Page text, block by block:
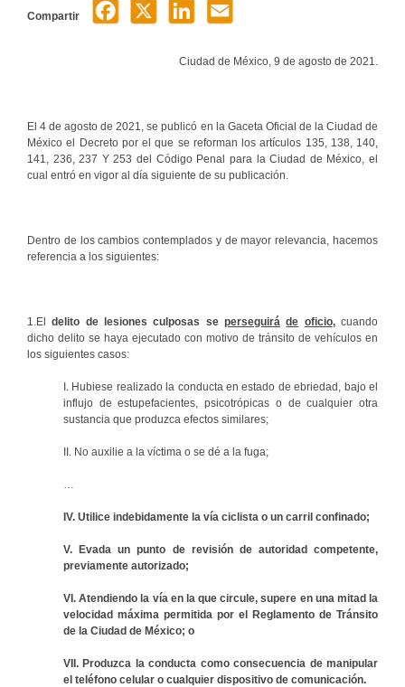
Compartir
Ciudad de México, 9 de agosto de 2021.
El 4 de agosto de 2021, se publicó en la Gaceta Oficial de la Ciudad de
México el Decreto por el que se reforman los artículos 135, 138, 140,
141, 236, 237 Y 253 del Código Penal para la Ciudad de México, el
cual entró en vigor al día siguiente de su publicación.
Dentro de los cambios contemplados y de mayor relevancia, hacemos
referencia a los siguientes:
1.Eldelito de lesiones culposas seperseguirá de oficio,cuando
dicho delito se haya ejecutado con motivo de tránsito de vehículos en
los siguientes casos:
I. Hubiese realizado la conducta en estado de ebriedad, bajo el
influjo de estupefacientes, psicotrópicas o de cualquier otra
sustancia que produzca efectos similares;
II. No auxilie a la víctima o se dé a la fuga;
IV. Utilice indebidamente la vía ciclista o un carril confinado;
V. Evada un punto de revisión de autoridad competente,
previamente autorizado;
VI. Atendiendo la vía en la que circule, supere en una mitad la
velocidad máxima permitida por el Reglamento de Tránsito
de la Ciudad de México; o
VII. Produzca la conducta como consecuencia de manipular
el teléfono celular o cualquier dispositivo de comunicación.